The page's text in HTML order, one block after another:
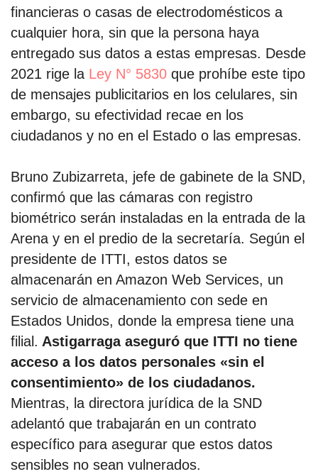
financieras o casas de electrodomésticos a
cualquier hora, sin que la persona haya
entregado sus datos a estas empresas. Desde
2021 rige la Ley N° 5830 que prohíbe este tipo
de mensajes publicitarios en los celulares, sin
embargo, su efectividad recae en los
ciudadanos y no en el Estado o las empresas.
Bruno Zubizarreta, jefe de gabinete de la SND,
confirmó que las cámaras con registro
biométrico serán instaladas en la entrada de la
Arena y en el predio de la secretaría. Según el
presidente de ITTI, estos datos se
almacenarán en Amazon Web Services, un
servicio de almacenamiento con sede en
Estados Unidos, donde la empresa tiene una
filial. Astigarraga aseguró que ITTI no tiene
acceso a los datos personales «sin el
consentimiento» de los ciudadanos.
Mientras, la directora jurídica de la SND
adelantó que trabajarán en un contrato
específico para asegurar que estos datos
sensibles no sean vulnerados.